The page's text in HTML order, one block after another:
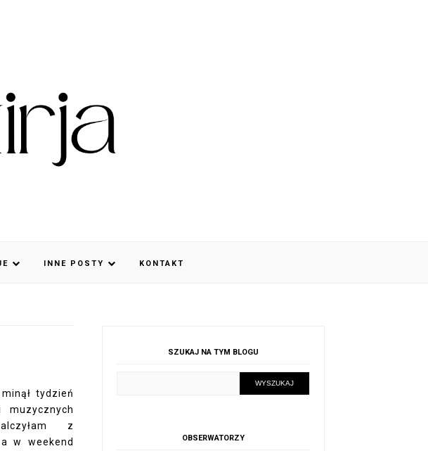
INNE POSTY KONTAKT
tydzień
z
w weekend
SZUKAJ NA TYM BLOGU
OBSERWATORZY